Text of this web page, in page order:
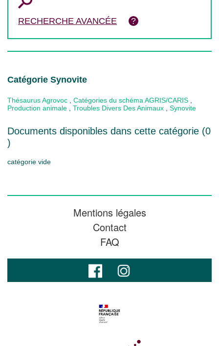
RECHERCHE AVANCÉE
Catégorie Synovite
Thésaurus Agrovoc Catégories du schéma AGRIS/CARIS
Production animale
Troubles Divers Des Animaux Synovite
Documents disponibles dans cette catégorie (0
)
catégorie vide
Mentions légales
Contact
FAQ